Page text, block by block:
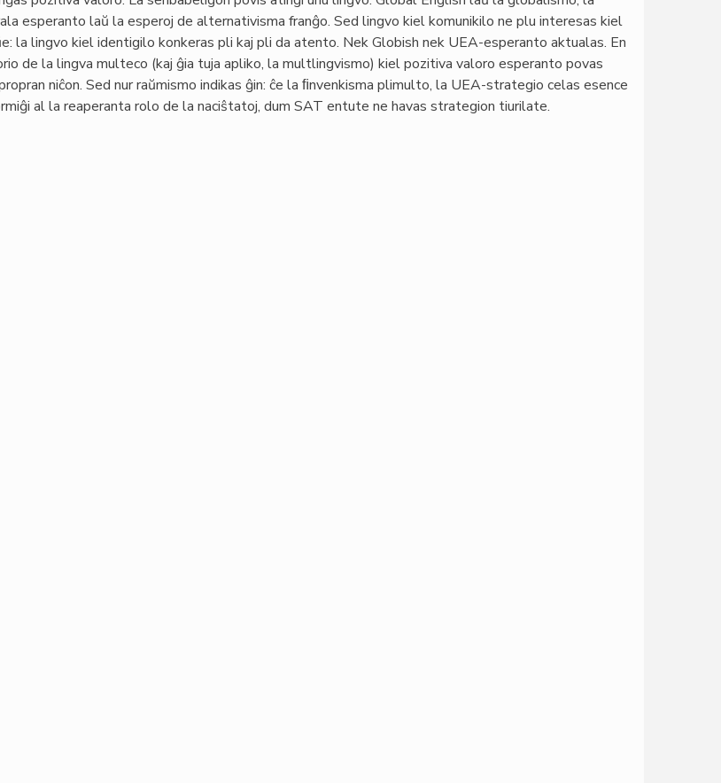
esperanto laŭ la esperoj de alternativisma franĝo. Sed lingvo kiel komunikilo ne plu interesas kiel
la lingvo kiel identigilo konkeras pli kaj pli da atento. Nek Globish nek UEA-esperanto aktualas. En
de la lingva multeco (kaj ĝia tuja apliko, la multlingvismo) kiel pozitiva valoro esperanto povas
niĉon. Sed nur raŭmismo indikas ĝin: ĉe la ﬁnvenkisma plimulto, la UEA-strategio celas esence
al la reaperanta rolo de la naciŝtatoj, dum SAT entute ne havas strategion tiurilate.